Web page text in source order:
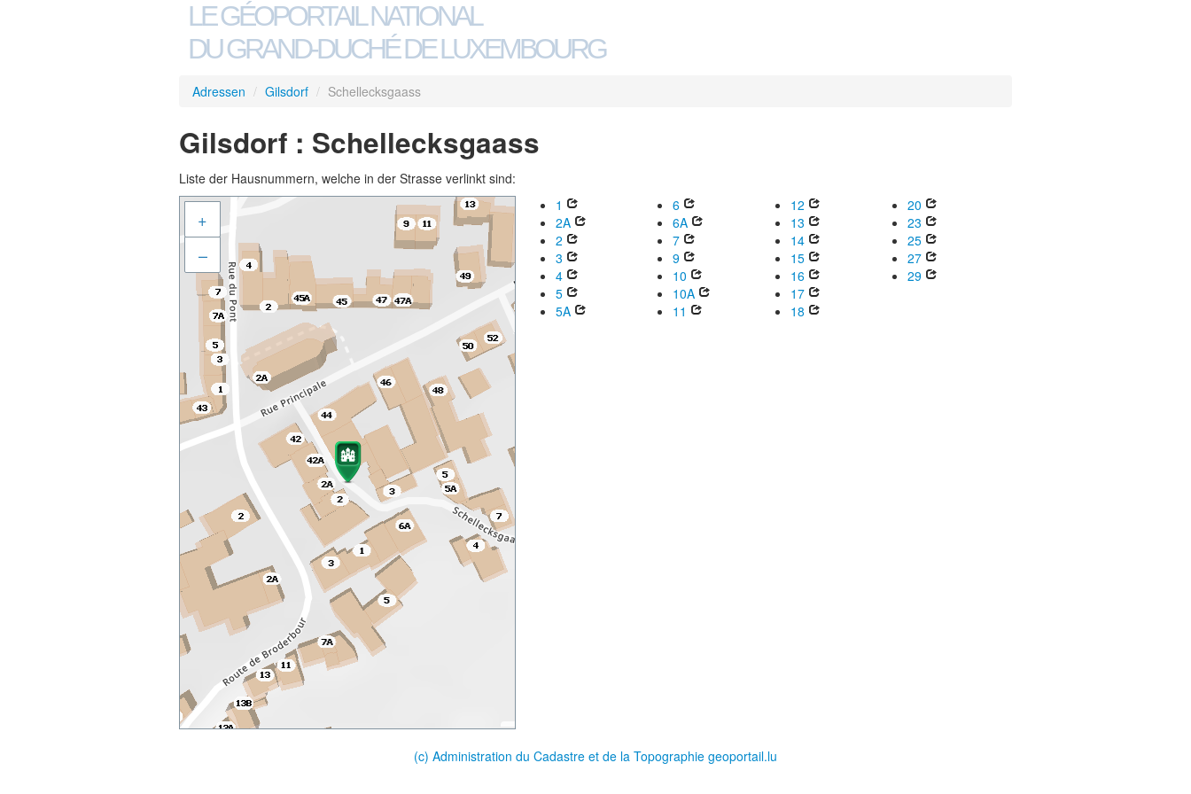
LE GÉOPORTAIL NATIONAL
DU GRAND-DUCHÉ DE LUXEMBOURG
Adressen / Gilsdorf / Schellecksgaass
Gilsdorf : Schellecksgaass
Liste der Hausnummern, welche in der Strasse verlinkt sind:
+
–
1
2A
2
3
4
5
5A
6
6A
7
9
10
10A
11
12
13
14
15
16
17
18
20
23
25
27
29
(c) Administration du Cadastre et de la Topographie geoportail.lu